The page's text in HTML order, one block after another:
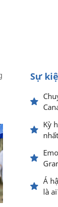
Sự
Kỳ
Á
là